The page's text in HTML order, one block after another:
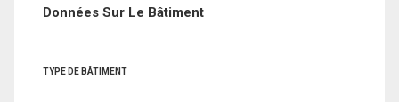
Données Sur Le Bâtiment
TYPE DE BÂTIMENT